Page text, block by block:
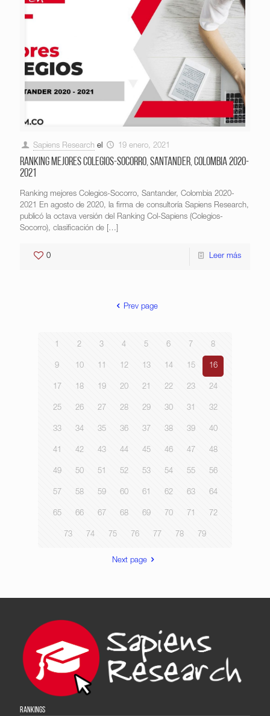
Sapiens Research el 19 enero, 2021
Ranking mejores Colegios-Socorro, Santander, Colombia 2020-
2021
Ranking mejores Colegios-Socorro, Santander, Colombia 2020-
2021 En agosto de 2020, la firma de consultoría Sapiens Research,
publicó la octava versión del Ranking Col-Sapiens (Colegios-
Socorro), clasificación de […]
0 Leer más
Prev page
1 2 3 4 5 6 7 8
9 10 11 12 13 14 15 16
17 18 19 20 21 22 23 24
25 26 27 28 29 30 31 32
33 34 35 36 37 38 39 40
41 42 43 44 45 46 47 48
49 50 51 52 53 54 55 56
57 58 59 60 61 62 63 64
65 66 67 68 69 70 71 72
73 74 75 76 77 78 79
Next page
RANKINGS